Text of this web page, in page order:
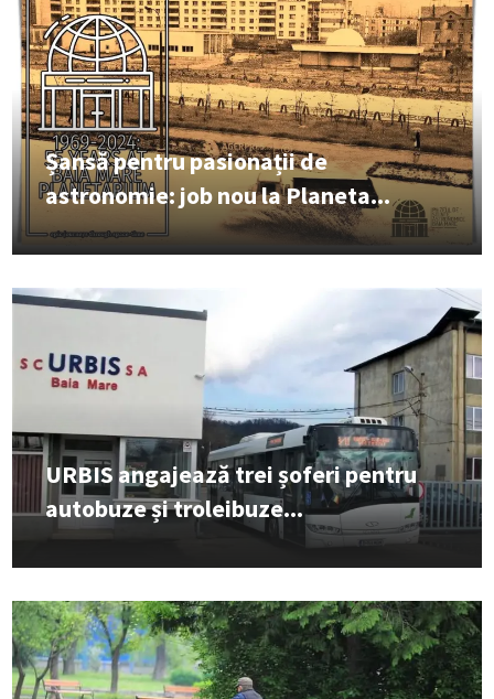
Șansă pentru pasionații de
astronomie: job nou la Planeta...
URBIS angajează trei șoferi pentru
autobuze și troleibuze...